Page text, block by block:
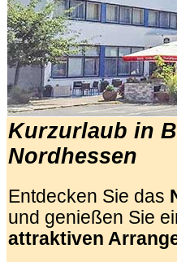
Kurzurlaub in
Nordhessen
Entdecken Sie das
und genießen Sie
attraktiven